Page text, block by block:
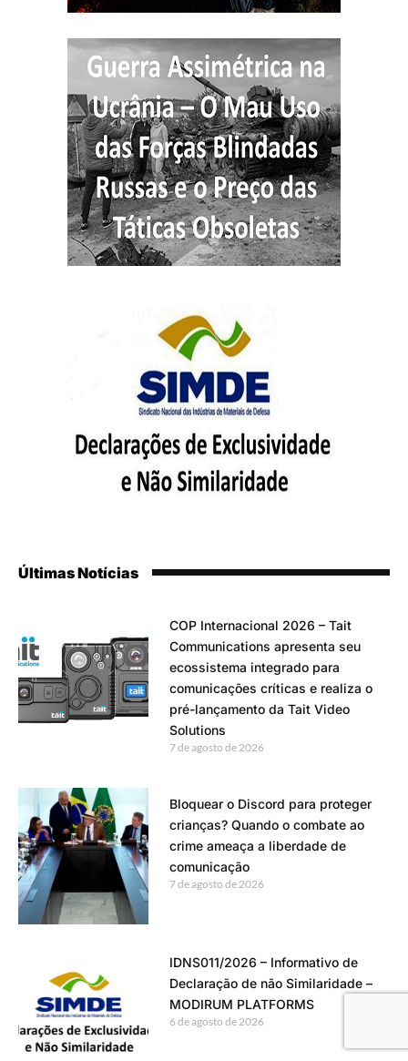
Últimas Notícias
COP Internacional 2026 – Tait
Communications apresenta seu
ecossistema integrado para
comunicações críticas e realiza o
pré-lançamento da Tait Video
Solutions
7 de agosto de 2026
Bloquear o Discord para proteger
crianças? Quando o combate ao
crime ameaça a liberdade de
comunicação
7 de agosto de 2026
IDNS011/2026 – Informativo de
Declaração de não Similaridade –
MODIRUM PLATFORMS
6 de agosto de 2026